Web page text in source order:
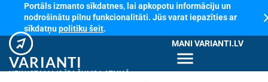
Portāls izmanto sīkdatnes, lai apkopotu informāciju un
nodrošinātu pilnu funkcionalitāti. Jūs varat iepazīties ar
sīkdatņupolitiku šeit.
VARIANTI
NEKUSTAMAIS ĪPAŠUMS LATVIJĀ
MANI VARIANTI.LV
menu